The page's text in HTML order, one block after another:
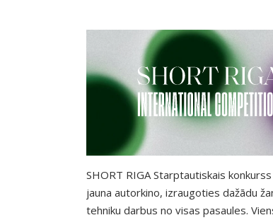
SHORT RIGA Starptautiskais
jauna autorkino, izraugoties dažādu
tehniku darbus no visas pasaules.